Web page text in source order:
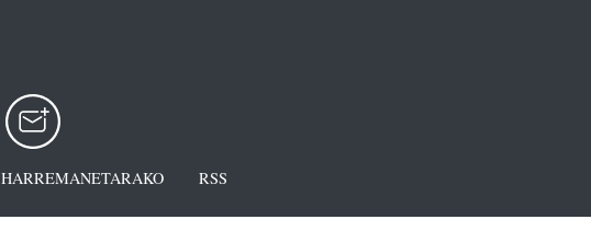
HARREMANETARAKO RSS